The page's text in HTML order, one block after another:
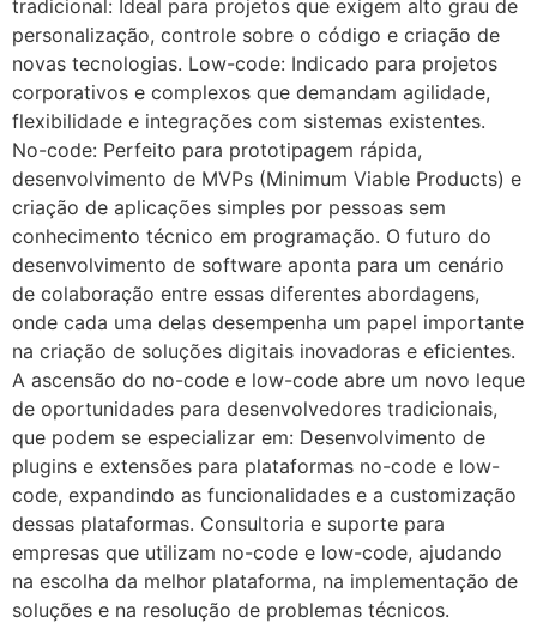
tradicional: Ideal para projetos que exigem alto grau de
personalização, controle sobre o código e criação de
novas tecnologias. Low-code: Indicado para projetos
corporativos e complexos que demandam agilidade,
flexibilidade e integrações com sistemas existentes.
No-code: Perfeito para prototipagem rápida,
desenvolvimento de MVPs (Minimum Viable Products) e
criação de aplicações simples por pessoas sem
conhecimento técnico em programação. O futuro do
desenvolvimento de software aponta para um cenário
de colaboração entre essas diferentes abordagens,
onde cada uma delas desempenha um papel importante
na criação de soluções digitais inovadoras e eficientes.
A ascensão do no-code e low-code abre um novo leque
de oportunidades para desenvolvedores tradicionais,
que podem se especializar em: Desenvolvimento de
plugins e extensões para plataformas no-code e low-
code, expandindo as funcionalidades e a customização
dessas plataformas. Consultoria e suporte para
empresas que utilizam no-code e low-code, ajudando
na escolha da melhor plataforma, na implementação de
soluções e na resolução de problemas técnicos.